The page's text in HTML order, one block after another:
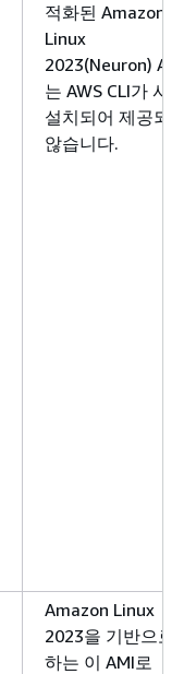
적화된 Amazon
Linux
2023(Neuron)
는 AWS CLI가 사
설치되어 제공되
않습니다.
Amazon Linux
2023을 기반으로
하는 이 AMI로